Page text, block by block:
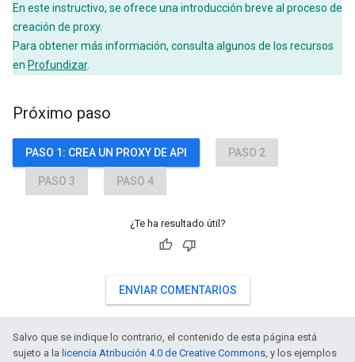
En este instructivo, se ofrece una introducción breve al proceso de
creación de proxy.
Para obtener más información, consulta algunos de los recursos
en Profundizar.
Próximo paso
PASO 1: CREA UN PROXY DE API PASO 2
PASO 3 PASO 4
¿Te ha resultado útil?
ENVIAR COMENTARIOS
Salvo que se indique lo contrario, el contenido de esta página está
sujeto a la licencia Atribución 4.0 de Creative Commons, y los ejemplos